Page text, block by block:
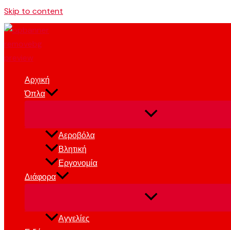
Skip to content
Αρχική
Όπλα
Αεροβόλα
Βλητική
Εργονομία
Διάφορα
Αγγελίες